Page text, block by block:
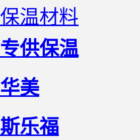
保温材料
专供保温
华美
斯乐福